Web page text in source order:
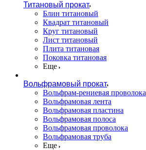
Титановый прокат
Блин титановый
Квадрат титановый
Круг титановый
Лист титановый
Плита титановая
Поковка титановая
Еще
Вольфрамовый прокат
Вольфрам-рениевая проволока
Вольфрамовая лента
Вольфрамовая пластина
Вольфрамовая полоса
Вольфрамовая проволока
Вольфрамовая труба
Еще